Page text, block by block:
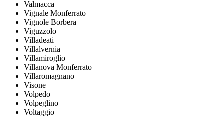
Valmacca
Vignale Monferrato
Vignole Borbera
Viguzzolo
Villadeati
Villalvernia
Villamiroglio
Villanova Monferrato
Villaromagnano
Visone
Volpedo
Volpeglino
Voltaggio